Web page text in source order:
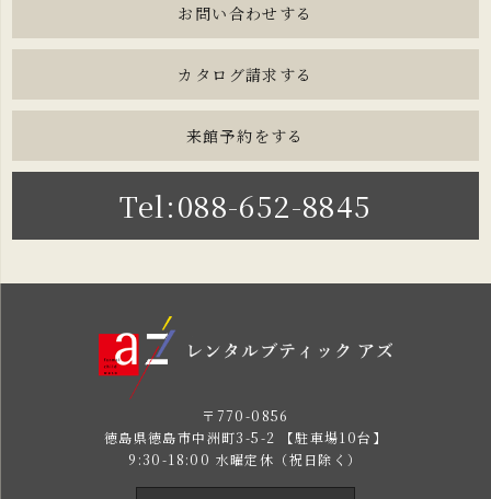
お問い合わせする
カタログ請求する
来館予約をする
Tel:088-652-8845
〒770-0856
徳島県徳島市中洲町3-5-2 【駐車場10台】
9:30-18:00 水曜定休（祝日除く）